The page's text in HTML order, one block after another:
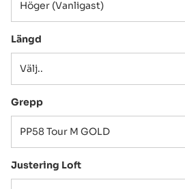
Längd
Grepp
Justering Loft